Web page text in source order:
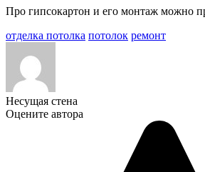
Про гипсокартон и его монтаж можно
отделка потолка потолок ремонт
Несущая стена
Оцените автора